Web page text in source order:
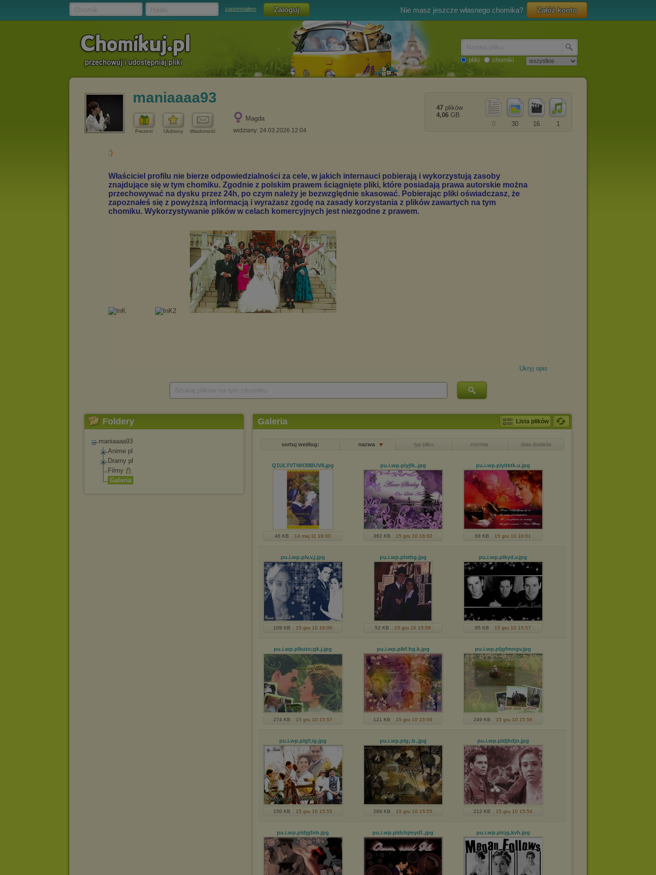
zapomniałem Nie masz jeszcze własnego chomika? Załóż konto
pliki chomiki
maniaaaa93
Prezent Ulubiony Wiadomość
Magda
widziany: 24.03.2026 12:04
1
16
30
0
47 plików
4,06 GB
Ukryj opis
Foldery
maniaaaa93
Anime pl
Dramy pl
Filmy
Galeria
Galeria Lista plików
sortuj według: nazwa typ pliku rozmiar data dodania
Q1ULYVTNH39BUV8.jpg
46 KB 14 maj 11 16:00
pu.i.wp.plyjfk..jpg
362 KB 15 gru 10 16:02
pu.i.wp.plyitktk.u.jpg
68 KB 15 gru 10 16:01
pu.i.wp.plv,v,j.jpg
109 KB 15 gru 10 16:00
pu.i.wp.plsthg.jpg
52 KB 15 gru 10 15:58
pu.i.wp.plkyd,v.jpg
95 KB 15 gru 10 15:57
pu.i.wp.plkuto;gk.j.jpg
274 KB 15 gru 10 15:57
pu.i.wp.plkf.hg.k.jpg
121 KB 15 gru 10 15:56
pu.i.wp.pljgfmngv.jpg
249 KB 15 gru 10 15:56
pu.i.wp.plgf;ig.jpg
150 KB 15 gru 10 15:55
pu.i.wp.plg;.b..jpg
289 KB 15 gru 10 15:55
pu.i.wp.pldjhdjn.jpg
212 KB 15 gru 10 15:54
pu.i.wp.pldjgfnb.jpg pu.i.wp.pldchjmydf..jpg pu.i.wp.plcjg,kvh.jpg